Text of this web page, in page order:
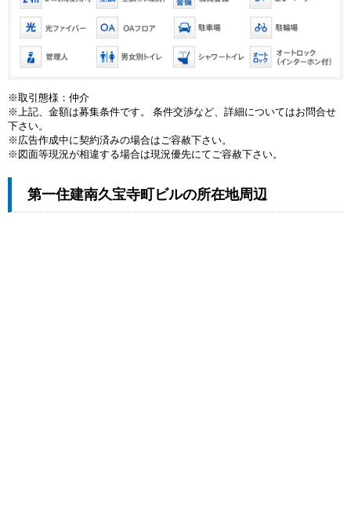
※取引態様：仲介
※上記、金額は募集条件です。 条件交渉など、詳細についてはお問合せ
下さい。
※広告作成中に契約済みの場合はご容赦下さい。
※図面等現況が相違する場合は現況優先にてご容赦下さい。
第一住建南久宝寺町ビルの所在地周辺